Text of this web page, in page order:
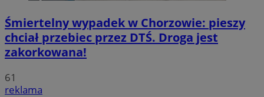
Śmiertelny wypadek w Chorzowie: pieszy
chciał przebiec przez DTŚ. Droga jest
zakorkowana!
61
reklama